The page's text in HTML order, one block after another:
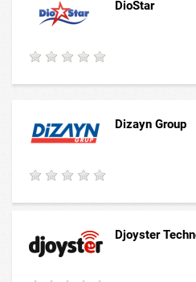
DioStar
Dizayn Group
Djoyster